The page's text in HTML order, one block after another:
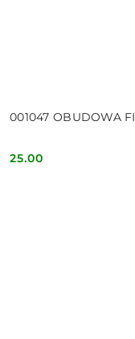
001047 OBUDOWA
Cena:
25.00